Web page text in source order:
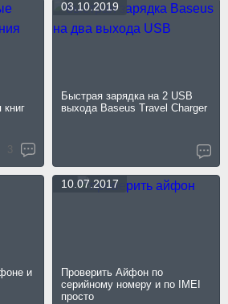
книг
3
Быстрая зарядка на 2 USB
выхода Baseus Travel Charger
03.10.2019
и
Проверить Айфон по
серийному номеру и по IMEI
просто
10.07.2017